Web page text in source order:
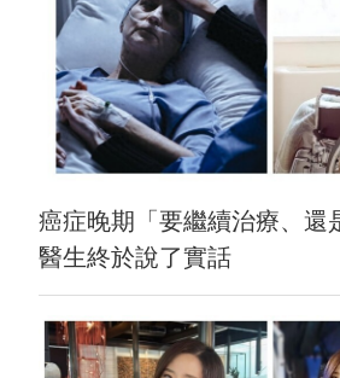
癌症晚期「要繼續治療、還
醫生終於說了實話